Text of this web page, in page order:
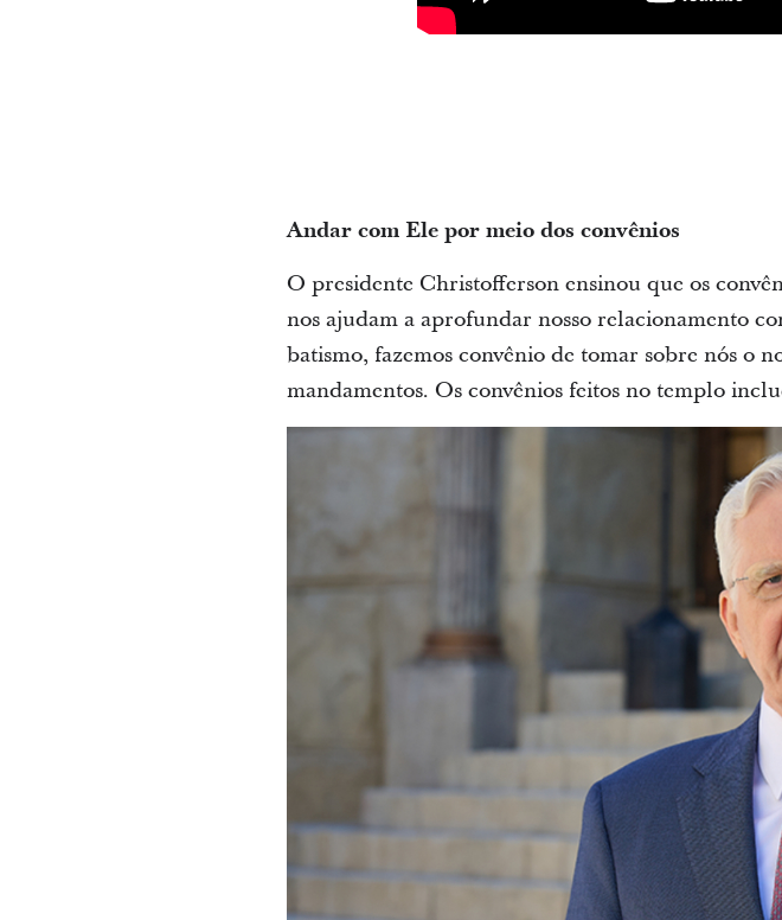
Andar com Ele por meio dos convênios
O presidente Christofferson ensinou que os
nos ajudam a aprofundar nosso relacionamento
batismo, fazemos convênio de tomar sobre nós o
mandamentos. Os convênios feitos no templo